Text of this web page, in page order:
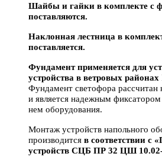
Шайбы и гайки в комплекте с
поставляются.
Наклонная лестница в
поставляется.
Фундамент применяется для
устройства в ветровых районах
Фундамент светофора
и является надежным фиксатором
нем оборудования.
Монтаж устройств напольного
производится в соответствии с
устройств СЦБ ПР 32 ЦШ